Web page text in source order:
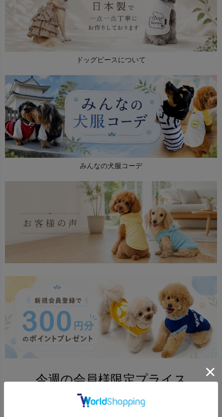
ドッグピースについて
みんなの犬服コーデ
今週の会員様限定プライス